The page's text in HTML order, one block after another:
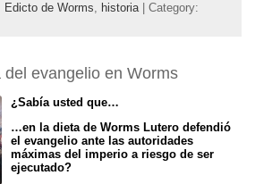
Edicto de Worms, historia| Category:
evangelio en Worms
¿Sabía usted que…
…en la dieta de Worms Lutero defendió
el evangelio ante las autoridades
máximas del imperio a riesgo de ser
ejecutado?